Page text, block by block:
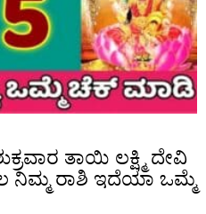
ತಾಯಿ ಲಕ್ಷ್ಮಿ ದೇವಿ
ನಿಮ್ಮ ರಾಶಿ ಇದೆಯಾ ಒಮ್ಮೆ